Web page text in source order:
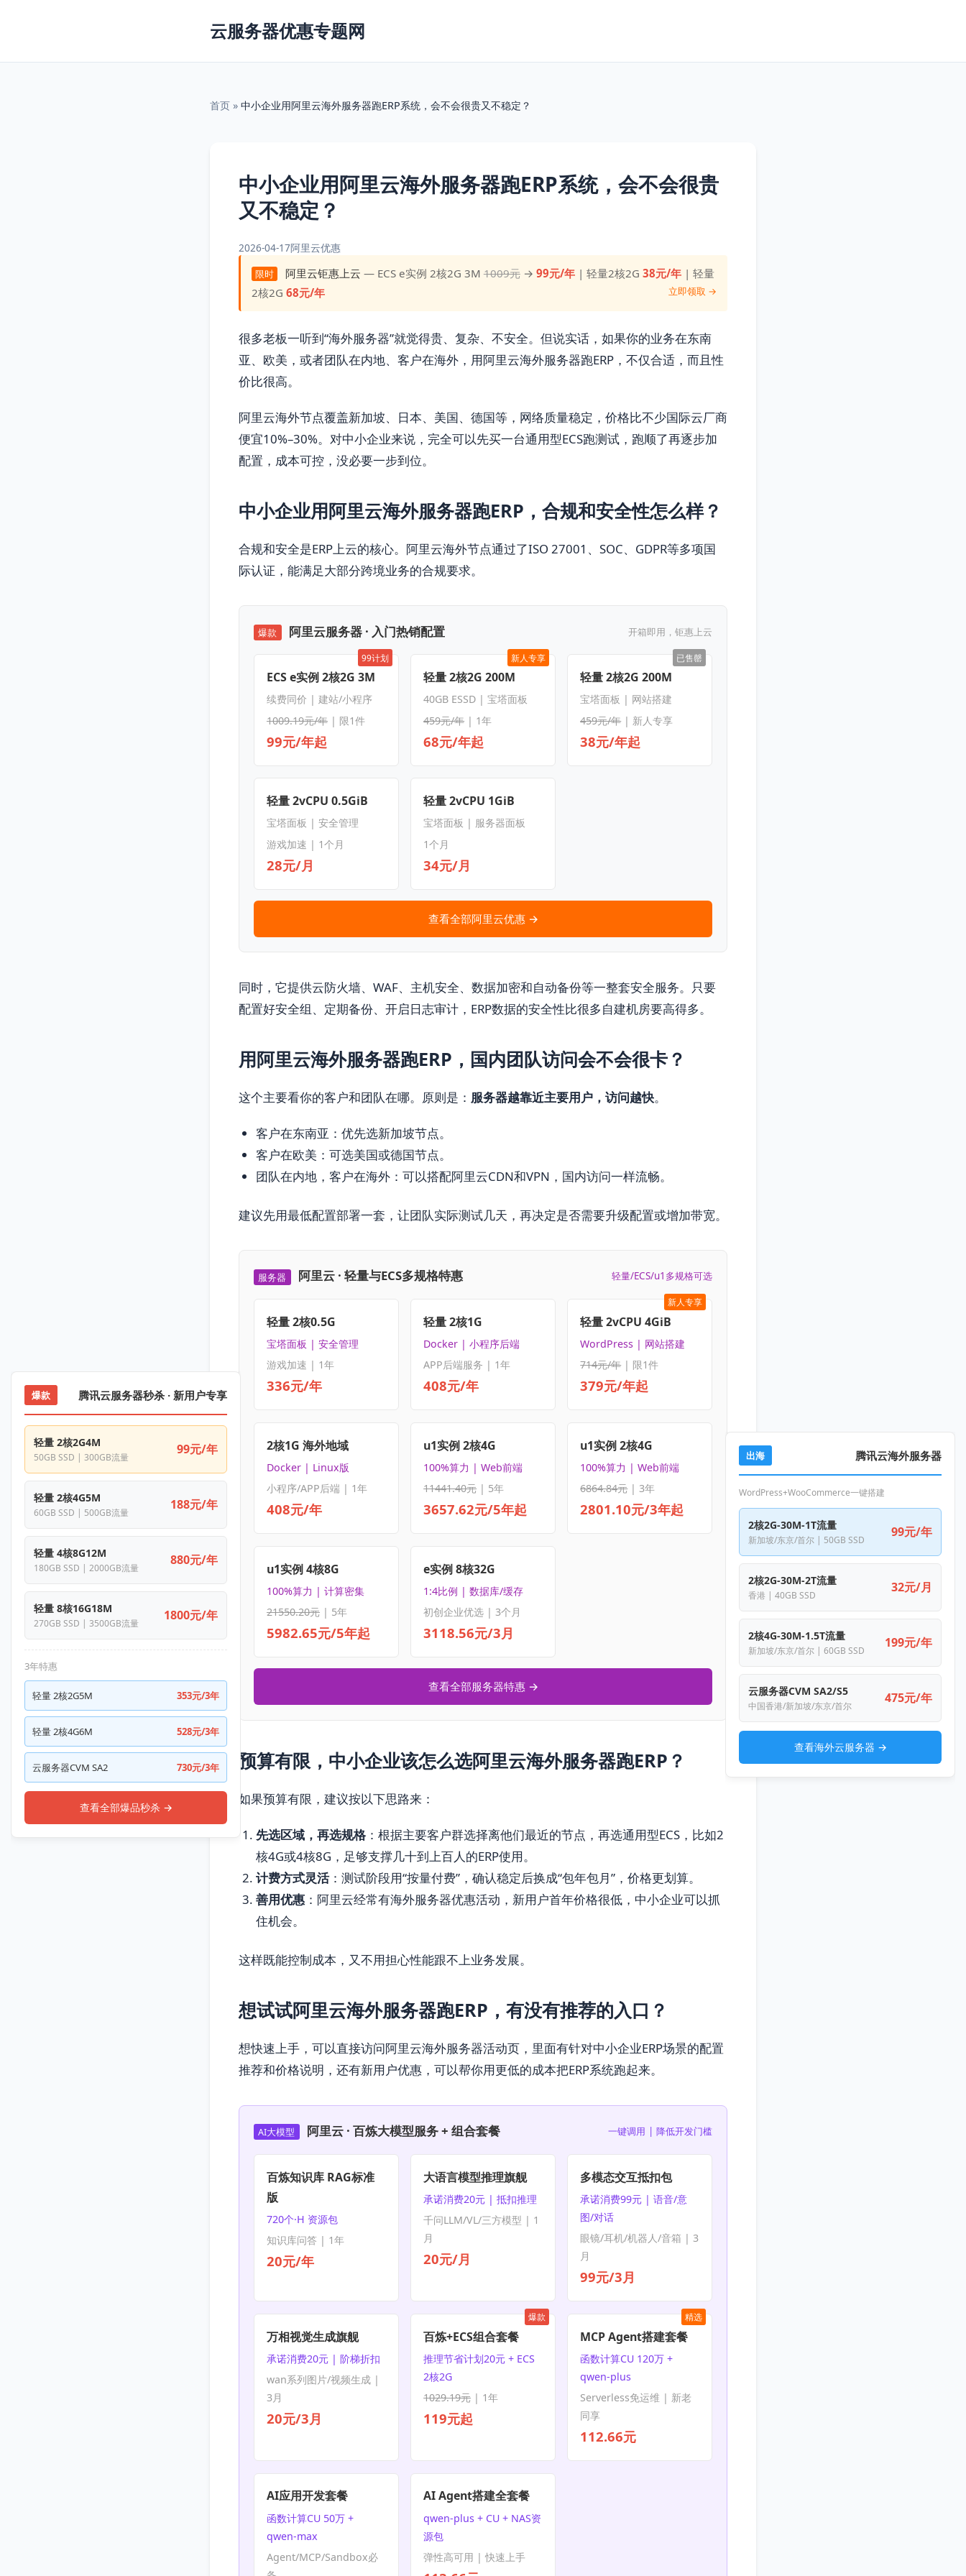
云服务器优惠专题网
首页 » 中小企业用阿里云海外服务器跑ERP系统，会不会很贵又不稳定？
中小企业用阿里云海外服务器跑ERP系统，会不会很贵
又不稳定？
2026-04-17阿里云优惠
限时 阿里云钜惠上云 — ECS e实例 2核2G 3M 1009元→ 99元/年| 轻量2核2G 38元/年| 轻量
2核2G68元/年 立即领取 →
很多老板一听到“海外服务器”就觉得贵、复杂、不安全。但说实话，如果你的业务在东南
亚、欧美，或者团队在内地、客户在海外，用阿里云海外服务器跑ERP，不仅合适，而且性
价比很高。
阿里云海外节点覆盖新加坡、日本、美国、德国等，网络质量稳定，价格比不少国际云厂商
便宜10%–30%。对中小企业来说，完全可以先买一台通用型ECS跑测试，跑顺了再逐步加
配置，成本可控，没必要一步到位。
中小企业用阿里云海外服务器跑ERP，合规和安全性怎么样？
合规和安全是ERP上云的核心。阿里云海外节点通过了ISO 27001、SOC、GDPR等多项国
际认证，能满足大部分跨境业务的合规要求。
爆款 阿里云服务器 · 入门热销配置 开箱即用，钜惠上云
99计划
ECS e实例 2核2G 3M
续费同价 | 建站/小程序
1009.19元/年| 限1件
99元/年起
新人专享
轻量 2核2G 200M
40GB ESSD | 宝塔面板
459元/年 | 1年
68元/年起
已售罄
轻量 2核2G 200M
宝塔面板 | 网站搭建
459元/年| 新人专享
38元/年起
轻量 2vCPU 0.5GiB
宝塔面板 | 安全管理
游戏加速 | 1个月
28元/月
轻量 2vCPU 1GiB
宝塔面板 | 服务器面板
1个月
34元/月
查看全部阿里云优惠 →
同时，它提供云防火墙、WAF、主机安全、数据加密和自动备份等一整套安全服务。只要
配置好安全组、定期备份、开启日志审计，ERP数据的安全性比很多自建机房要高得多。
用阿里云海外服务器跑ERP，国内团队访问会不会很卡？
这个主要看你的客户和团队在哪。原则是： 服务器越靠近主要用户，访问越快。
客户在东南亚：优先选新加坡节点。
客户在欧美：可选美国或德国节点。
团队在内地，客户在海外：可以搭配阿里云CDN和VPN，国内访问一样流畅。
建议先用最低配置部署一套，让团队实际测试几天，再决定是否需要升级配置或增加带宽。
服务器 阿里云 · 轻量与ECS多规格特惠 轻量/ECS/u1多规格可选
轻量 2核0.5G
宝塔面板 | 安全管理
游戏加速 | 1年
336元/年
轻量 2核1G
Docker | 小程序后端
APP后端服务 | 1年
408元/年
新人专享
轻量 2vCPU 4GiB
WordPress | 网站搭建
714元/年| 限1件
379元/年起
2核1G 海外地域
Docker | Linux版
小程序/APP后端 | 1年
408元/年
u1实例 2核4G
100%算力 | Web前端
11441.40元 | 5年
3657.62元/5年起
u1实例 2核4G
100%算力 | Web前端
6864.84元| 3年
2801.10元/3年起
u1实例 4核8G
100%算力 | 计算密集
21550.20元| 5年
5982.65元/5年起
e实例 8核32G
1:4比例 | 数据库/缓存
初创企业优选 | 3个月
3118.56元/3月
查看全部服务器特惠 →
预算有限，中小企业该怎么选阿里云海外服务器跑ERP？
如果预算有限，建议按以下思路来：
先选区域，再选规格 ：根据主要客户群选择离他们最近的节点，再选通用型ECS，比如2
核4G或4核8G，足够支撑几十到上百人的ERP使用。
计费方式灵活：测试阶段用“按量付费”，确认稳定后换成“包年包月”，价格更划算。
善用优惠 ：阿里云经常有海外服务器优惠活动，新用户首年价格很低，中小企业可以抓
住机会。
这样既能控制成本，又不用担心性能跟不上业务发展。
想试试阿里云海外服务器跑ERP，有没有推荐的入口？
想快速上手，可以直接访问阿里云海外服务器活动页，里面有针对中小企业ERP场景的配置
推荐和价格说明，还有新用户优惠，可以帮你用更低的成本把ERP系统跑起来。
AI大模型 阿里云 · 百炼大模型服务 + 组合套餐 一键调用 | 降低开发门槛
百炼知识库 RAG标准
版
720个·H 资源包
知识库问答 | 1年
20元/年
大语言模型推理旗舰
承诺消费20元 | 抵扣推理
千问LLM/VL/三方模型 | 1
月
20元/月
多模态交互抵扣包
承诺消费99元 | 语音/意
图/对话
眼镜/耳机/机器人/音箱 | 3
月
99元/3月
万相视觉生成旗舰
承诺消费20元 | 阶梯折扣
wan系列图片/视频生成 |
3月
20元/3月
爆款
百炼+ECS组合套餐
推理节省计划20元 + ECS
2核2G
1029.19元 | 1年
119元起
精选
MCP Agent搭建套餐
函数计算CU 120万 +
qwen-plus
Serverless免运维 | 新老
同享
112.66元
AI应用开发套餐
函数计算CU 50万 +
qwen-max
Agent/MCP/Sandbox必
AI Agent搭建全套餐
qwen-plus + CU + NAS资
源包
弹性高可用 | 快速上手
爆款 腾讯云服务器秒杀 · 新用户专享
轻量 2核2G4M
50GB SSD | 300GB流量
99元/年
轻量 2核4G5M
60GB SSD | 500GB流量
188元/年
轻量 4核8G12M
180GB SSD | 2000GB流量
880元/年
轻量 8核16G18M
270GB SSD | 3500GB流量
1800元/年
3年特惠
轻量 2核2G5M 353元/3年
轻量 2核4G6M 528元/3年
云服务器CVM SA2 730元/3年
查看全部爆品秒杀 →
出海 腾讯云海外服务器
WordPress+WooCommerce一键搭建
2核2G-30M-1T流量
新加坡/东京/首尔 | 50GB SSD
99元/年
2核2G-30M-2T流量
香港 | 40GB SSD
32元/月
2核4G-30M-1.5T流量
新加坡/东京/首尔 | 60GB SSD
199元/年
云服务器CVM SA2/S5
中国香港/新加坡/东京/首尔
475元/年
查看海外云服务器 →